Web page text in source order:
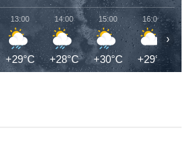
13:00
+29°C
14:00
+28°C
15:00
+30°C
16:00
+29°C
›